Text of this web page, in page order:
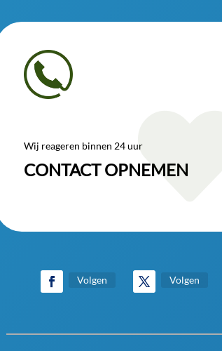
Wij reageren binnen 24 uur
CONTACT OPNEMEN

Volgen Volgen